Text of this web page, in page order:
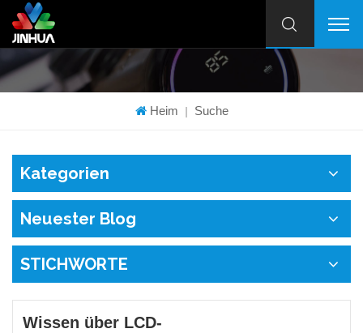
Heim | Suche
Kategorien
Neuester Blog
STICHWORTE
Wissen über LCD-